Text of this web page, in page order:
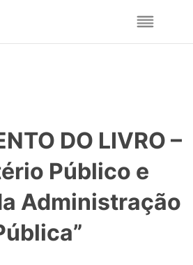
DO LIVRO –
Público e
Administração